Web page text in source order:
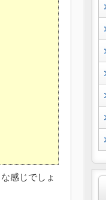
感じでしょ